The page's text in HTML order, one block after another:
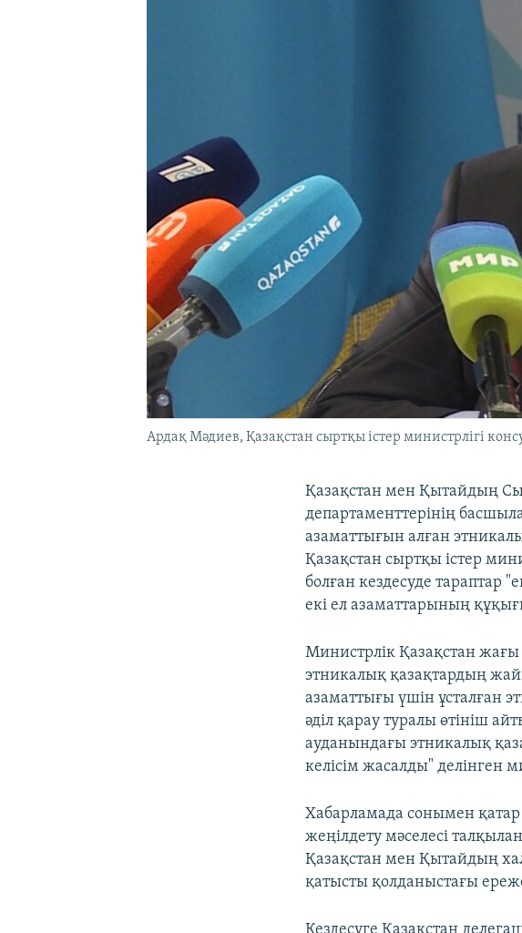
Ардақ Мәдиев, Қазақстан сыртқы істер министрлігі
Қазақстан мен Қытайдың
департаменттерінің
азаматтығын алған
Қазақстан сыртқы істер
болған кездесуде тараптар
екі ел азаматтарының
Министрлік Қазақстан жағы
этникалық қазақтардың
азаматтығы үшін ұсталған
әділ қарау туралы өтініш
ауданындағы этникалық
келісім жасалды" делінген
Хабарламада сонымен қатар
жеңілдету мәселесі
Қазақстан мен Қытайдың
қатысты қолданыстағы